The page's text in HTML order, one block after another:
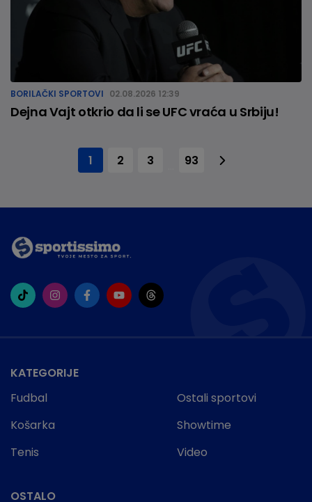
BORILAČKI SPORTOVI 02.08.2026 12:39
Dejna Vajt otkrio da li se UFC vraća u Srbiju!
1 2 3 93
KATEGORIJE
Fudbal
Košarka
Tenis
Ostali sportovi
Showtime
Video
OSTALO